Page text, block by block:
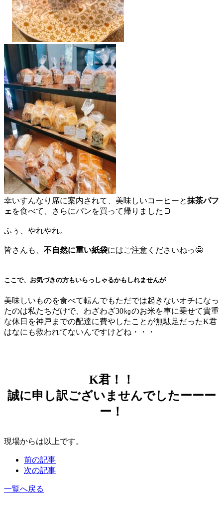
幸いすんなり席に案内されて、美味しいコーヒーと抹茶パフ
ェを食べて、さらにパンを買って帰りました🍞
ふぅ、やれやれ。
皆さんも、 不自然に重い紙袋にはご注意くださいねっ🤩
ここで、お気づきの方もいらっしゃるかもしれませんが
美味しいものを食べて転んでもただでは起きないオチになっ
たのは私たちだけで、わざわざ30㎏のお米を車に乗せて貴重
な休日を神戸までの配達に費やしたことが無駄足だったK君
はなにも救われてないんですけどね・・・
K君！！
誠に申し訳ございませんでしたーーー
ー！
現場からは以上です。
前の記事
次の記事
一覧へ戻る